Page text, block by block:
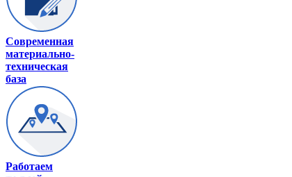
Современная
материально-
техническая
база
Работаем